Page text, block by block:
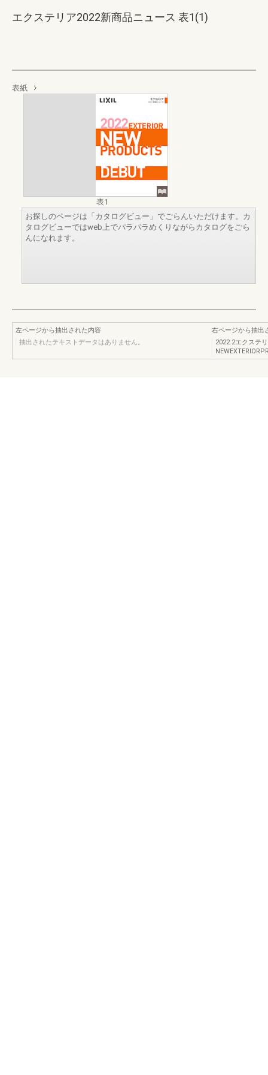
エクステリア2022新商品ニュース 表1(1)
表紙
表1
お探しのページは「カタログビュー」でごらんいただけます。カ
タログビューではweb上でパラパラめくりながらカタログをごら
んになれます。
左ページから抽出された内容
抽出されたテキストデータはありません。
右ページから抽出
2022.2エクステ